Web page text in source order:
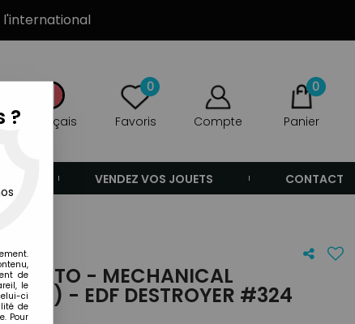
l'international
Français
0
Favoris Compte
0
Panier
VENDEZ VOS JOUETS CONTACT
#324
- MECHANICAL
- EDF DESTROYER #324
?
de
le
ci
de
Pour